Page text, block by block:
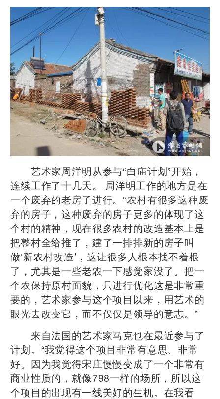
艺术家周洋明从参与“白庙计划”开始，
连续工作了十几天。 周洋明工作的地方是在
一个废弃的老房子进行。“农村有很多这种废
弃的房子，这种废弃的房子更多的体现了这
个村的精神，现在很多农村的改造基本上是
把整村全给推了，建了一排排新的房子叫
做‘新农村改造’，这让很多人根本找不着根
了，尤其是一些老农一下感觉家没了。把一
个农保持原村面貌，只进行优化这是非常重
要的，艺术家参与这个项目以来，用艺术的
眼光去改变它，而不仅仅是领导的意志。”
来自法国的艺术家马克也在最近参与了
计划。“我觉得这个项目非常有意思、非常
好。因为我觉得宋庄慢慢变成了一个非常有
商业性质的，就像798一样的场所，所以这
个项目的出现有一线美好的生机。在我看